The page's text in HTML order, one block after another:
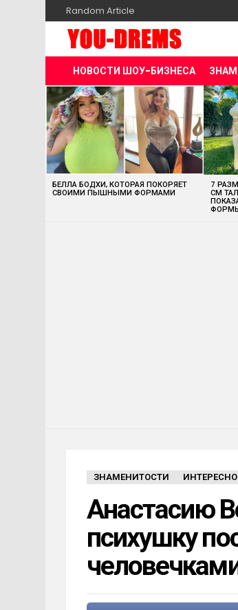
Random Article
НОВОСТИ ШОУ-БИЗНЕСА
MOST
VIEWED
STORIES
БЕЛЛА БОДХИ, КОТОРАЯ ПОКОРЯЕТ
СВОИМИ ПЫШНЫМИ ФОРМАМИ
7
СМ
ЗНАМЕНИТОСТИ
Анастасию
психушку